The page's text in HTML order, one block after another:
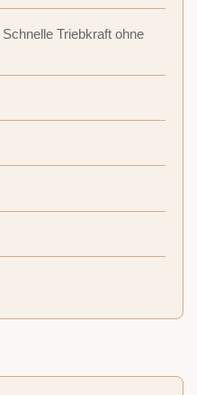
Schnelle Triebkraft ohne